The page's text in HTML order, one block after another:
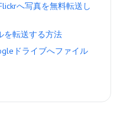
へ写真を無料転送し
を転送する方法
ドライブへファイル